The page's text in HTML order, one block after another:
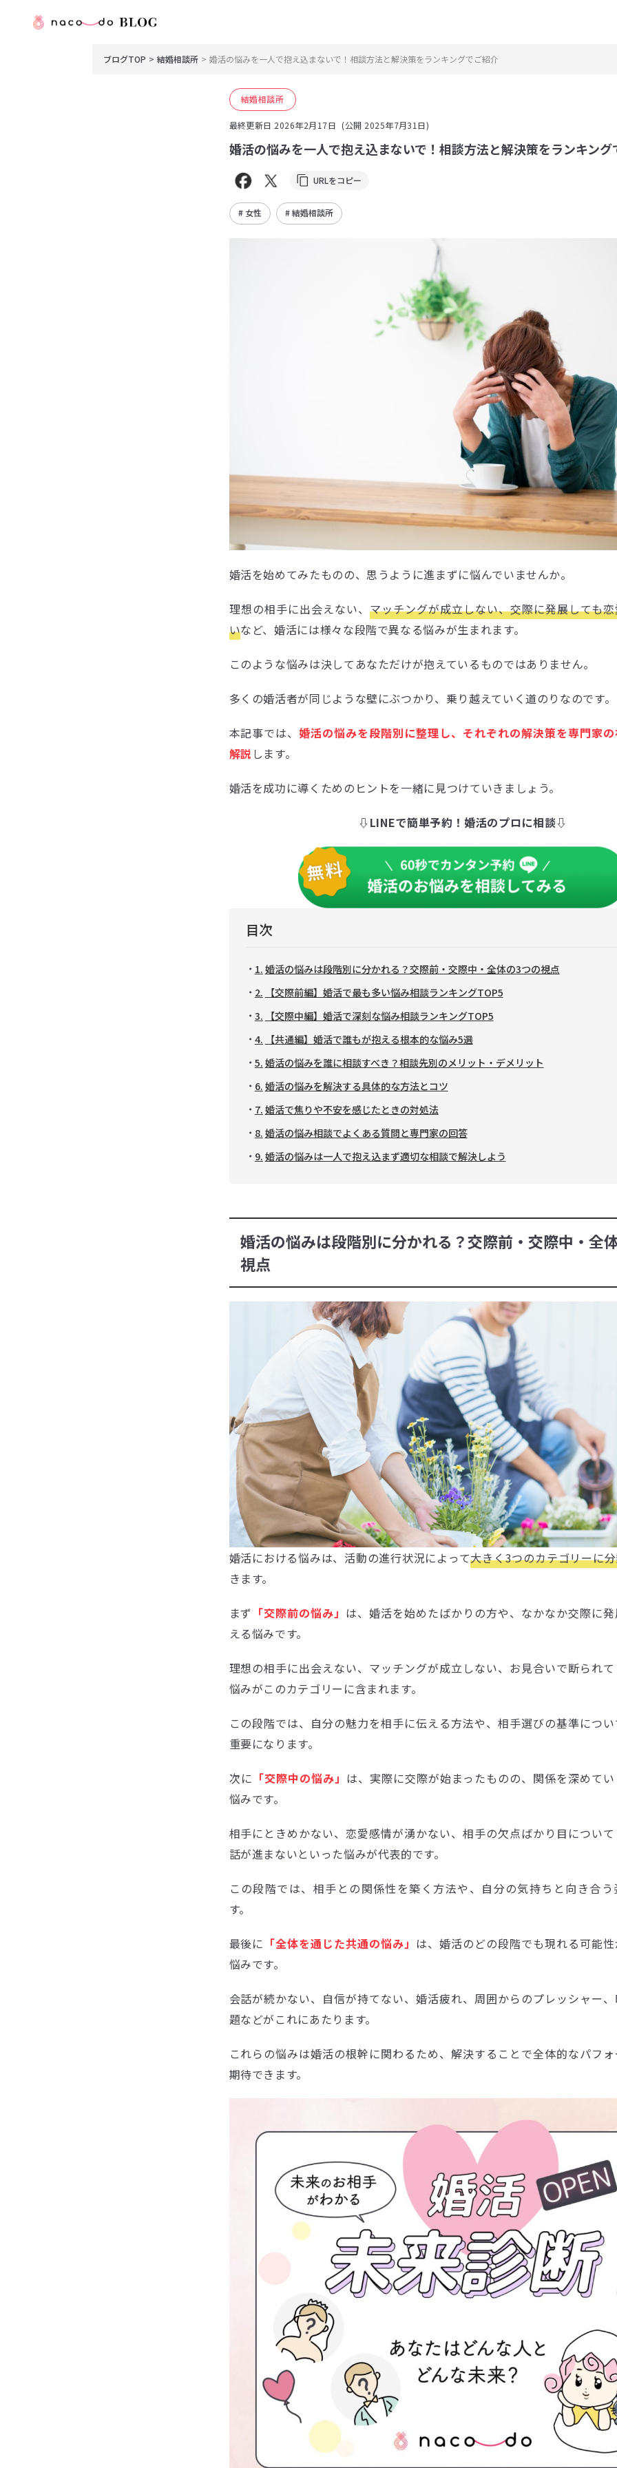
ブログTOP 結婚相談所 婚活の悩みを一人で抱え込まないで！相談方法と解決策をランキングでご紹介
結婚相談所
最終更新日 2026年2月17日 (公開 2025年7月31日)
婚活の悩みを一人で抱え込まないで！相談方法と解決策をランキング
URLをコピー
# 女性 # 結婚相談所
婚活を始めてみたものの、思うように進まずに悩んでいませんか。
理想の相手に出会えない、 マッチングが成立しない、交際に発展しても
いなど、婚活には様々な段階で異なる悩みが生まれます。
このような悩みは決してあなただけが抱えているものではありません。
多くの婚活者が同じような壁にぶつかり、乗り越えていく道のりなのです。
本記事では、婚活の悩みを段階別に整理し、それぞれの解決策を専門家
解説 します。
婚活を成功に導くためのヒントを一緒に見つけていきましょう。
⇩LINEで簡単予約！婚活のプロに相談⇩
目次
婚活の悩みは段階別に分かれる？交際前・交際中・全体の3つの視点
【交際前編】婚活で最も多い悩み相談ランキングTOP5
【交際中編】婚活で深刻な悩み相談ランキングTOP5
【共通編】婚活で誰もが抱える根本的な悩み5選
婚活の悩みを誰に相談すべき？相談先別のメリット・デメリット
婚活の悩みを解決する具体的な方法とコツ
婚活で焦りや不安を感じたときの対処法
婚活の悩み相談でよくある質問と専門家の回答
婚活の悩みは一人で抱え込まず適切な相談で解決しよう
婚活の悩みは段階別に分かれる？交際前・交際中・全
視点
婚活における悩みは、活動の進行状況によって大きく3つのカテゴリーに
きます。
まず 「交際前の悩み」 は、婚活を始めたばかりの方や、なかなか交際に
える悩みです。
理想の相手に出会えない、マッチングが成立しない、お見合いで断られ
悩みがこのカテゴリーに含まれます。
この段階では、自分の魅力を相手に伝える方法や、相手選びの基準につ
重要になります。
次に 「交際中の悩み」 は、実際に交際が始まったものの、関係を深めて
悩みです。
相手にときめかない、恋愛感情が湧かない、相手の欠点ばかり目につい
話が進まないといった悩みが代表的です。
この段階では、相手との関係性を築く方法や、自分の気持ちと向き合
す。
最後に 「全体を通じた共通の悩み」 は、婚活のどの段階でも現れる可能
悩みです。
会話が続かない、自信が持てない、婚活疲れ、周囲からのプレッシャー
題などがこれにあたります。
これらの悩みは婚活の根幹に関わるため、解決することで全体的なパフ
期待できます。